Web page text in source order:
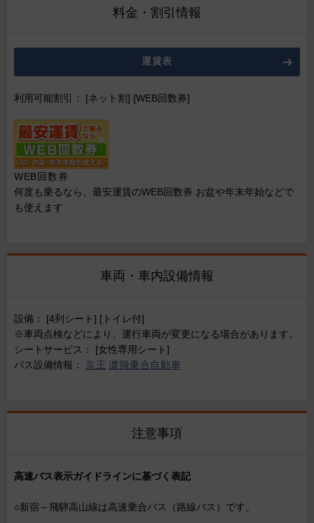
料金・割引情報
運賃表
利用可能割引： [ネット割] [WEB回数券]
WEB回数券
何度も乗るなら、最安運賃のWEB回数券 お盆や年末年始などで
も使えます
車両・車内設備情報
設備： [4列シート] [トイレ付]
※車両点検などにより、運行車両が変更になる場合があります。
シートサービス： [女性専用シート]
バス設備情報： 京王 濃飛乗合自動車
注意事項
高速バス表示ガイドラインに基づく表記
○新宿～飛騨高山線は高速乗合バス（路線バス）です。